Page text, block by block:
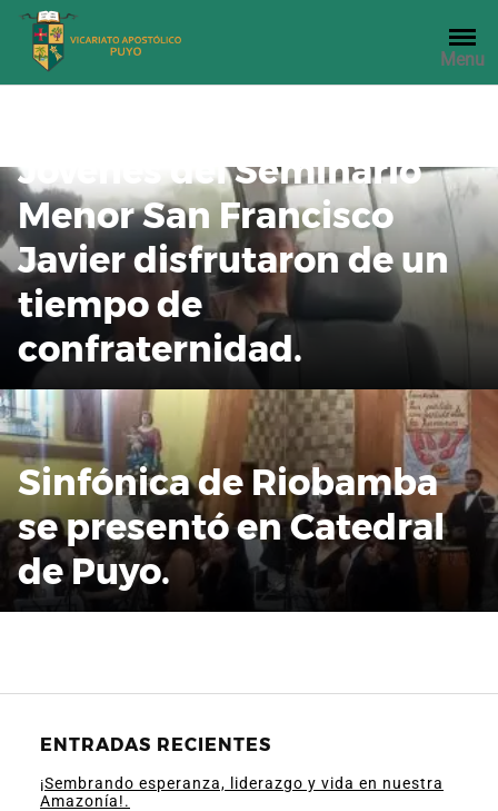
Saltar
contenido
Menu
Jóvenes del Seminario
Menor San Francisco
Javier disfrutaron de un
tiempo de
confraternidad.
Sinfónica de Riobamba
se presentó en Catedral
de Puyo.
ENTRADAS RECIENTES
¡Sembrando esperanza, liderazgo y vida en nuestra
Amazonía!.